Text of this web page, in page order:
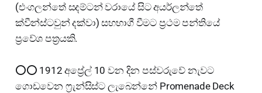
(එංගලන්තේ සදම්ටන් වරායේ සිට අයර්ලන්තේ
ක්වීන්ස්ටවුන් දක්වා) සහභාගී වීමට ප්‍රථම පන්තියේ
ප්‍රවේශ පත්‍රයකි.
⭕⭕ 1912 අප්‍රේල් 10 වන දින පස්වරුවේ නැවට
ගොඩවෙන ෆ්‍රැන්සිස්ට ලැබෙන්නේ Promenade Deck